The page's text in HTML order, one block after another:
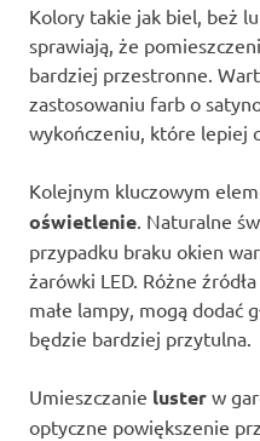
Kolory takie jak biel, beż
sprawiają, że
bardziej przestronne.
zastosowaniu farb o
wykończeniu, które lepiej
Kolejnym kluczowym
oświetlenie . Naturalne
przypadku braku okien
żarówki LED. Różne
małe lampy, mogą dodać
będzie bardziej przytulna.
Umieszczanie luster w
optyczne powiększenie